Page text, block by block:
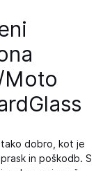
Moto
dobro, kot je
in poškodb. S